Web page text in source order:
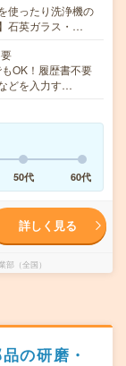
使ったり洗浄機の
石英ガラス・…
OK！履歴書不要
どを入力す…
50代 60代
詳しく見る
（全国）
の研磨・